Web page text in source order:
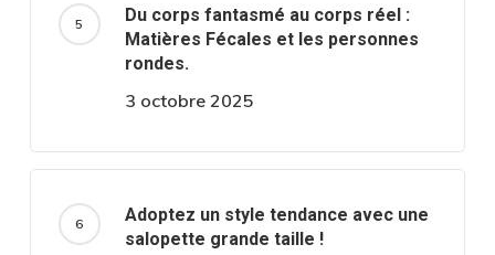
Du corps fantasmé au corps réel :
Matières Fécales et les personnes
rondes.
3 octobre 2025
Adoptez un style tendance avec une
salopette grande taille !